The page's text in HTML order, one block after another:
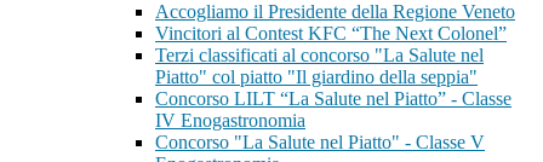
Accogliamo il Presidente della Regione Veneto
Vincitori al Contest KFC “The Next Colonel”
Terzi classificati al concorso "La Salute nel
Piatto" col piatto "Il giardino della seppia"
Concorso LILT “La Salute nel Piatto” - Classe
IV Enogastronomia
Concorso "La Salute nel Piatto" - Classe V